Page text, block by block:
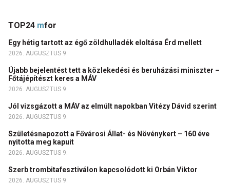
TOP24 mfor
Egy hétig tartott az égő zöldhulladék eloltása Érd mellett
2026. AUGUSZTUS 9.
Újabb bejelentést tett a közlekedési és beruházási miniszter –
Főtájépítészt keres a MÁV
2026. AUGUSZTUS 9.
Jól vizsgázott a MÁV az elmúlt napokban Vitézy Dávid szerint
2026. AUGUSZTUS 9.
Születésnapozott a Fővárosi Állat- és Növénykert – 160 éve
nyitotta meg kapuit
2026. AUGUSZTUS 9.
Szerb trombitafesztiválon kapcsolódott ki Orbán Viktor
2026. AUGUSZTUS 9.